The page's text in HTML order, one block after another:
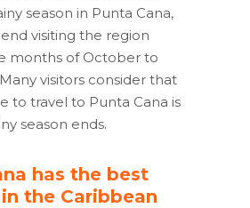
season in Punta Cana,
visiting the region
months of October to
visitors consider that
to travel to Punta Cana is
season ends.
has the best
the Caribbean